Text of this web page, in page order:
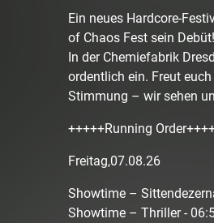
Ein neues Hardcore-
of Chaos Fest sein Debüt!
In der Chemiefabrik
ordentlich ein. Freut
Stimmung – wir sehen
+++++Running
Freitag,07.08.26
Showtime –
Showtime – Thriller -